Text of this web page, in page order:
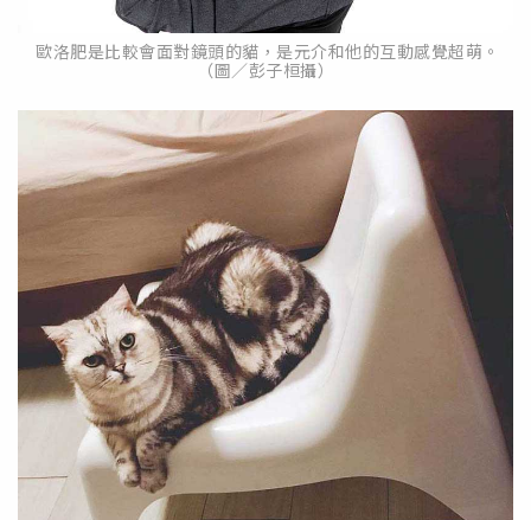
歐洛肥是比較會面對鏡頭的貓，是元介和他的互動感覺超萌。
（圖／彭子桓攝）